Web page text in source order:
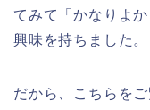
てみて「かなりよ
興味を持ちました。
だから、こちらを